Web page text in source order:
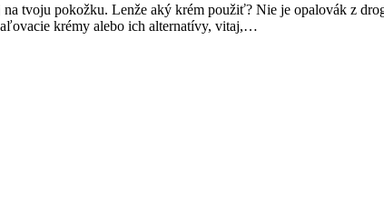
tvoju pokožku. Lenže aký krém použiť? Nie je opalovák z
krémy alebo ich alternatívy, vitaj,…